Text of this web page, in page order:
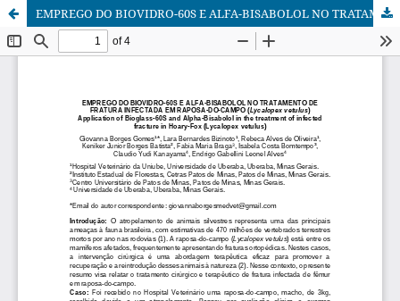
EMPREGO DO BIOVIDRO-60S E ALFA-BISABOLOL NO TRATAMENTO DE FRATURA INFECTADA EM RAPOSA-DO-CAMPO (Lycalopex vetulus)